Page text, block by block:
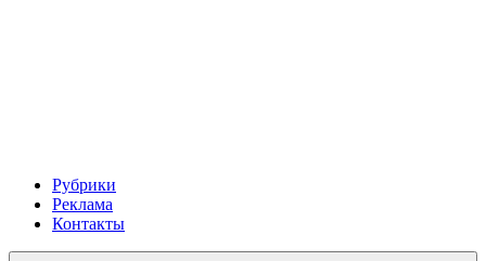
Рубрики
Реклама
Контакты